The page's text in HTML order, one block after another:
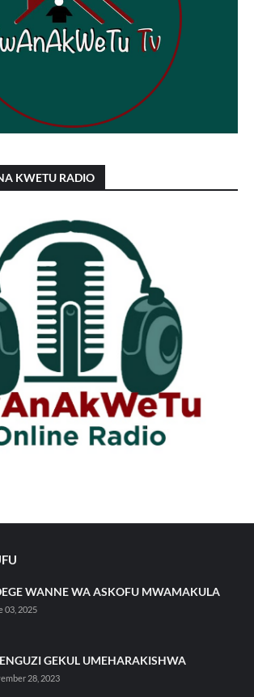
KWETU RADIO
WANNE WA ASKOFU MWAMAKULA
03, 2025
GEKUL UMEHARAKISHWA
28, 2023